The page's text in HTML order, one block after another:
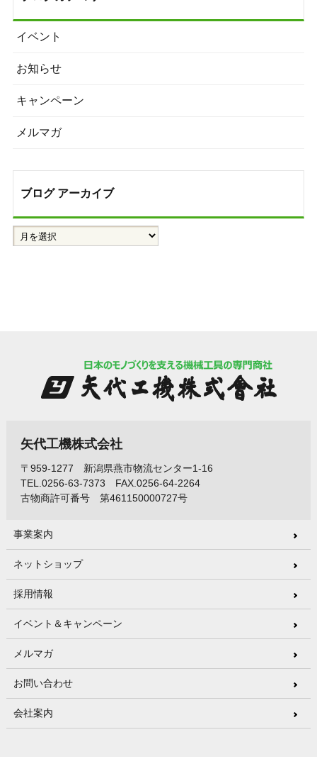
イベント
お知らせ
キャンペーン
メルマガ
ブログ アーカイブ
矢代工機株式会社
〒959-1277 新潟県燕市物流センター1-16
TEL.0256-63-7373 FAX.0256-64-2264
古物商許可番号 第461150000727号
事業案内
ネットショップ
採用情報
イベント＆キャンペーン
メルマガ
お問い合わせ
会社案内